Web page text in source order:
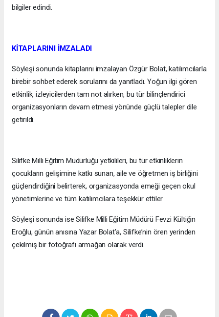
bilgiler edindi.
KİTAPLARINI İMZALADI
Söyleşi sonunda kitaplarını imzalayan Özgür Bolat, katılımcılarla
birebir sohbet ederek sorularını da yanıtladı. Yoğun ilgi gören
etkinlik, izleyicilerden tam not alırken, bu tür bilinçlendirici
organizasyonların devam etmesi yönünde güçlü talepler dile
getirildi.
Silifke Milli Eğitim Müdürlüğü yetkilileri, bu tür etkinliklerin
çocukların gelişimine katkı sunan, aile ve öğretmen iş birliğini
güçlendirdiğini belirterek, organizasyonda emeği geçen okul
yönetimlerine ve tüm katılımcılara teşekkür ettiler.
Söyleşi sonunda ise Silifke Milli Eğitim Müdürü Fevzi Kültiğin
Eroğlu, günün anısına Yazar Bolat’a, Silifke’nin ören yerinden
çekilmiş bir fotoğrafı armağan olarak verdi.